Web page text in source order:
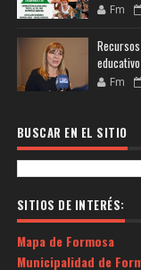
Fm
educativo
Fm
BUSCAR EN EL SITIO
SITIOS DE INTERÉS:
Mapa de Formosa
Municipalidad de